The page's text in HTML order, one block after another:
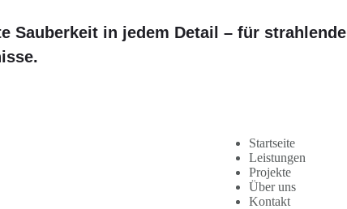
Sauberkeit in jedem Detail – für strahlende
Startseite
Leistungen
Projekte
Über uns
Kontakt